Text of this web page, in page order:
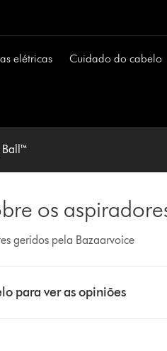
elétricas Cuidado do cabelo
Ball™
os
geridos pela Bazaarvoice
para ver as opiniões